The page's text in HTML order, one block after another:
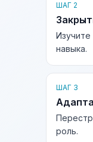
ШАГ 2
Изучите
навыка.
ШАГ 3
роль.